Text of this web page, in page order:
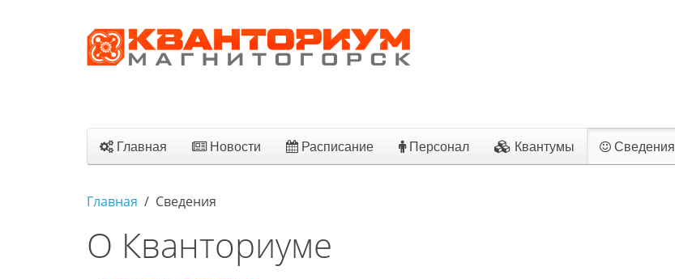
Главная Новости Расписание Персонал Квантумы Сведения
Главная Сведения
О Кванториуме